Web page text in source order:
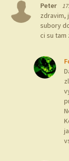
Peter
zdravim,
subory
ci su